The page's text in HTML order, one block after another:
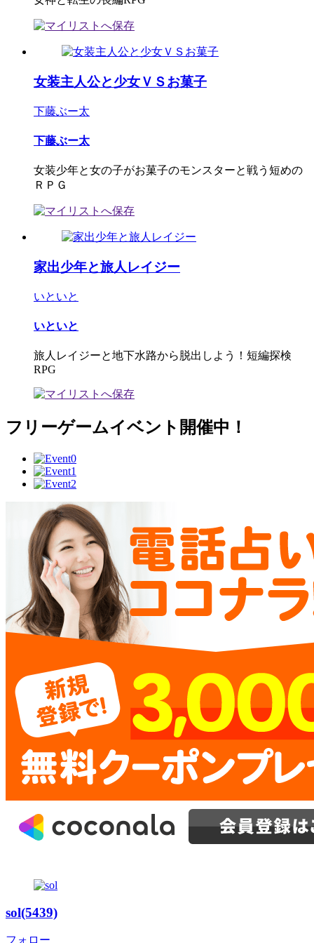
女装主人公と少女ＶＳお菓子
下藤ぶー太
下藤ぶー太
女装少年と女の子がお菓子のモンスターと戦う短めの
ＲＰＧ
家出少年と旅人レイジー
いといと
いといと
旅人レイジーと地下水路から脱出しよう！短編探検
RPG
フリーゲームイベント開催中！
sol(5439)
フォロー